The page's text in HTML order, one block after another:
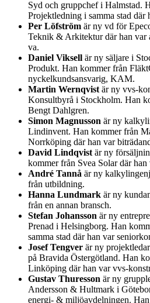
Syd och gruppchef i Halmstad.
Projektledning i samma stad där
Per Löfström är ny vd för
Teknik & Arkitektur där han var
va.
Daniel Viksell är ny säljare i
Produkt. Han kommer från
nyckelkundsansvarig, KAM.
Martin Wernqvist är ny vvs-
Konsultbyrå i Stockholm. Han
Bengt Dahlgren.
Simon Magnusson är ny
Lindinvent. Han kommer från
Norrköping där han var
David Lindqvist är ny
kommer från Svea Solar där
André Tannå är ny
från utbildning.
Hanna Lundmark är ny
från en annan bransch.
Stefan Johansson är ny
Prenad i Helsingborg. Han
samma stad där han var
Josef Tengver är ny
på Bravida Östergötland. Han
Linköping där han var vvs-
Gustav Thuresson är ny
Andersson & Hultmark i
energi- & miljöavdelningen.